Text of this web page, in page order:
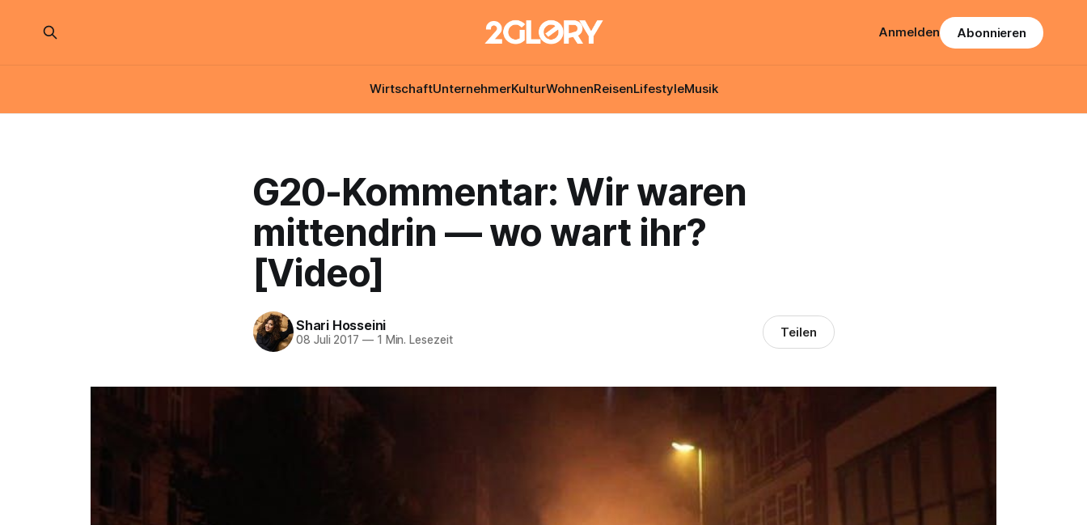
WirtschaftUnternehmerKulturWohnenReisenLifestyleMusik
Anmelden Abonnieren
G20-Kommentar: Wir waren
mittendrin — wo wart ihr?
[Video]
Shari Hosseini
08 Juli 2017 —1 Min. Lesezeit Teilen